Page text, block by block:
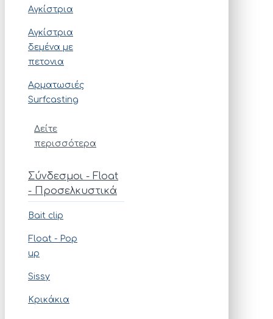
Αγκίστρια
Αγκίστρια
δεμένα με
πετονια
Αρματωσιές
Surfcasting
Δείτε
περισσότερα
Σύνδεσμοι - Float
- Προσελκυστικά
Bait clip
Float - Pop
up
Sissy
Κρικάκια